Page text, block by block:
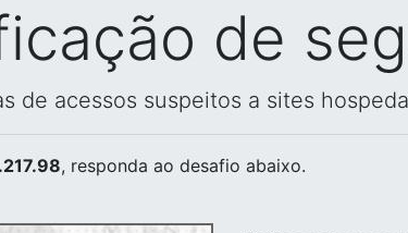
de
de acessos suspeitos a sites
, responda ao desafio abaixo.